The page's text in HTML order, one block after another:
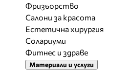
Фризьорство
Салони за красота
Естетична хирургия
Солариуми
Фитнес и здраве
Материали и услуги